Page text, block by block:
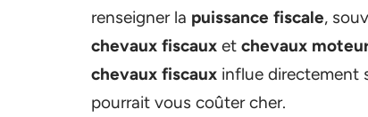
renseigner la puissance fiscale,
chevaux fiscaux et chevaux
chevaux fiscaux influe directement
pourrait vous coûter cher.